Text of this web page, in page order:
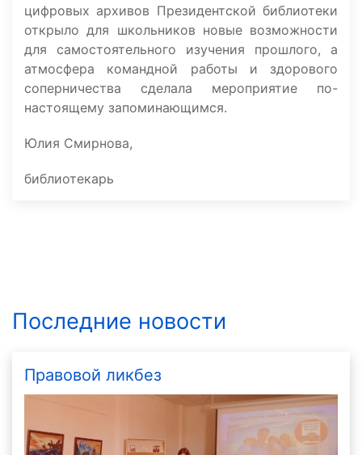
цифровых архивов Президентской библиотеки
открыло для школьников новые возможности
для самостоятельного изучения прошлого, а
атмосфера командной работы и здорового
соперничества сделала мероприятие по-
настоящему запоминающимся.
Юлия Смирнова,
библиотекарь
Последние новости
Правовой ликбез